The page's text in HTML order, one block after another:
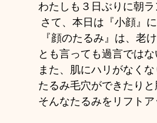
わたしも３日ぶりに朝
さて、本日は『小顔』
『顔のたるみ』は、老
とも言っても過言では
また、肌にハリがなく
たるみ毛穴ができたり
そんなたるみをリフト